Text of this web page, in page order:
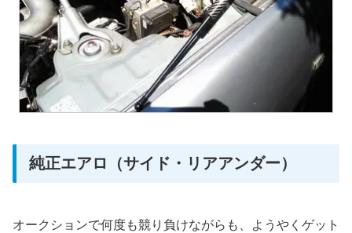
純正エアロ（サイド・リアアンダー）
オークションで何度も競り負けながらも、ようやくゲット